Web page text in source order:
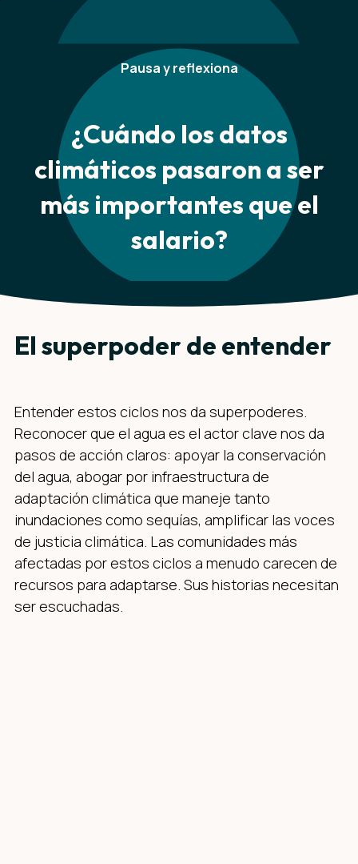
Pausa y reflexiona
¿Cuándo los datos
climáticos pasaron a ser
más importantes que el
salario?
El superpoder de entender
Entender estos ciclos nos da superpoderes.
Reconocer que el agua es el actor clave nos da
pasos de acción claros: apoyar la conservación
del agua, abogar por infraestructura de
adaptación climática que maneje tanto
inundaciones como sequías, amplificar las voces
de justicia climática. Las comunidades más
afectadas por estos ciclos a menudo carecen de
recursos para adaptarse. Sus historias necesitan
ser escuchadas.